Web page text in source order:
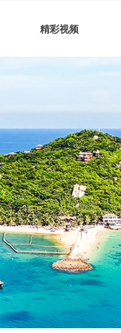
精彩视频